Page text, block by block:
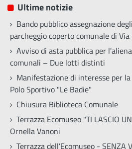
Ultime notizie
Bando pubblico assegnazione
parcheggio coperto comunale di Via
Avviso di asta pubblica per
comunali – Due lotti distinti
Manifestazione di interesse per
Polo Sportivo "Le Badie"
Chiusura Biblioteca Comunale
Terrazza Ecomuseo "TI LASCIO
Ornella Vanoni
Terrazza dell’Ecomuseo - SENZA